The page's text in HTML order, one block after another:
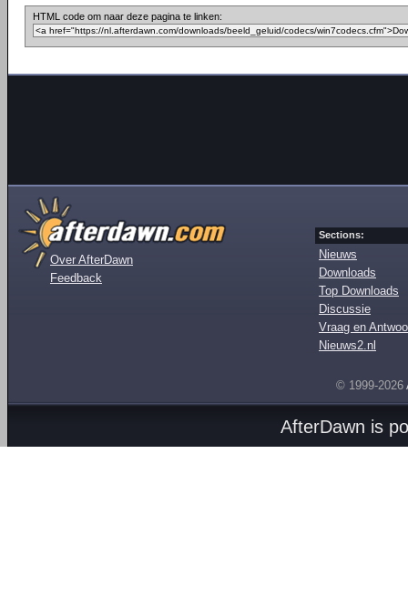
HTML code om naar deze pagina te linken:
Over AfterDawn
Feedback
Sections:
Nieuws
Downloads
Top Downloads
Discussie
Vraag en
Nieuws2.nl
© 1999-2026
AfterDawn is